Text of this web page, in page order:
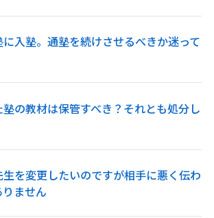
入塾。通塾を続けさせるべきか迷って
の教材は保管すべき？それとも処分し
を変更したいのですが相手に悪く伝わ
ません